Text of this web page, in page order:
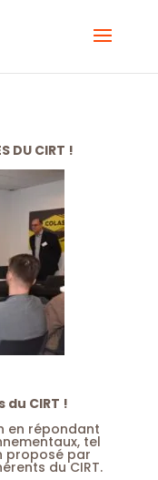
DU CIRT !
CIRT !
en répondant
tel
proposé par
du CIRT.